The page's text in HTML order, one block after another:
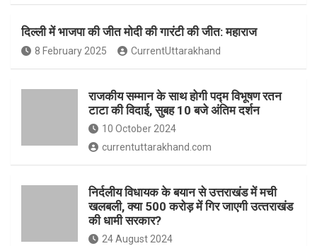
ce
b
o
o
at
s
A
p
p
e
दिल्ली में भाजपा की जीत मोदी की गारंटी की जीत: महाराज
8 February 2025 CurrentUttarakhand
राजकीय सम्मान के साथ होगी पद्म विभूषण रतन
टाटा की विदाई, सुबह 10 बजे अंतिम दर्शन
10 October 2024
currentuttarakhand.com
निर्दलीय विधायक के बयान से उत्तराखंड में मची
खलबली, क्‍या 500 करोड़ में गिर जाएगी उत्‍तराखंड
की धामी सरकार?
24 August 2024